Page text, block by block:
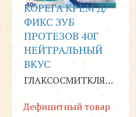
КОРЕГА КРЕМ Д/
ФИКС ЗУБ
ПРОТЕЗОВ 40Г
НЕЙТРАЛЬНЫЙ
ВКУС
ГЛАКСОСМИТКЛЯЙН
Дефицитный товар